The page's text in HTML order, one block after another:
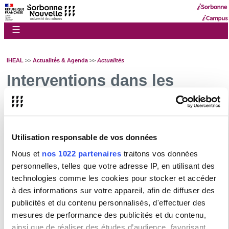
Utilisation responsable de vos données
Nous et nos 1022 partenaires traitons vos données
personnelles, telles que votre adresse IP, en utilisant des
technologies comme les cookies pour stocker et accéder
à des informations sur votre appareil, afin de diffuser des
publicités et du contenu personnalisés, d'effectuer des
mesures de performance des publicités et du contenu,
ainsi que de réaliser des études d’audience, favorisant
☰
IHEAL >> Actualités & Agenda >> Actualités
Interventions dans les
médias
L'IHEAL - CREDA dans les médias mars 2026
Guichet numérique étudiant
Pour toutes questions concernant votre scolarité ou les formations de la
Sorbonne Nouvelle,connectez vouspuis saisissez votre demande.
Vous trouverez des explications et de l'aidesur cette page .